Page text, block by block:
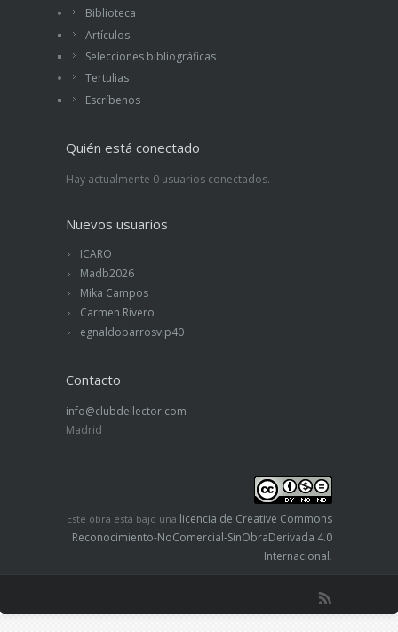
consecuencias impredecibles.
La cadena de televisión norteamericana NBC
finales de 1962 un documental, que todavía se
encuentra en Internet, que supone un
complemento ideal a este libro:
Biblioteca
Artículos
Selecciones bibliográficas
Tertulias
Escríbenos
Quién está conectado
Hay actualmente 0 usuarios conectados.
Nuevos usuarios
ICARO
Madb2026
Mika Campos
Carmen Rivero
egnaldobarrosvip40
Contacto
info@clubdellector.com
Madrid
Este obra está bajo una licencia de Creative Commons
Reconocimiento-NoComercial-SinObraDerivada 4.0
Internacional